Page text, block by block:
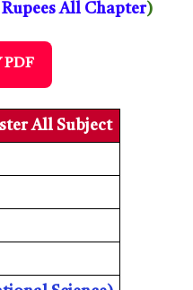
Rupees All Chapter)
PDF
All Subject